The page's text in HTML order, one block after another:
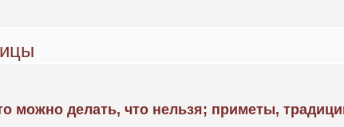
можно делать, что нельзя; приметы,